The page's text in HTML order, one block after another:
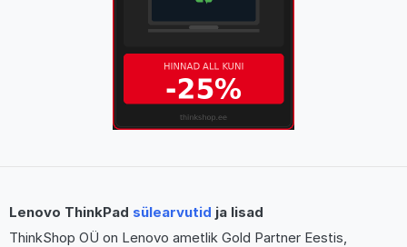
Lenovo ThinkPad sülearvutid ja lisad
ThinkShop OÜ on Lenovo ametlik Gold Partner Eestis,